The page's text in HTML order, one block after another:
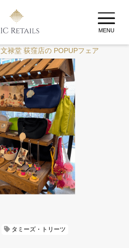
MENU
文禄堂 荻窪店の POPUPフェア
タミーズ・トリーツ